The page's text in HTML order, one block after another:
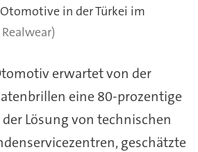
in der Türkei im
erwartet von der
eine 80-prozentige
Lösung von technischen
geschätzte